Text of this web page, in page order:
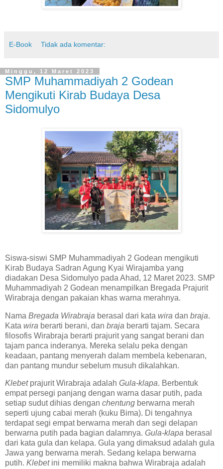
E-Book Tidak ada komentar:
Minggu, 12 Maret 2023
SMP Muhammadiyah 2 Godean
Mengikuti Kirab Budaya Desa
Sidomulyo
Siswa-siswi SMP Muhammadiyah 2 Godean mengikuti
Kirab Budaya Sadran Agung Kyai Wirajamba yang
diadakan Desa Sidomulyo pada Ahad, 12 Maret 2023. SMP
Muhammadiyah 2 Godean menampilkan Bregada Prajurit
Wirabraja dengan pakaian khas warna merahnya.
Nama Bregada Wirabraja berasal dari kata wira dan braja.
Kata wira berarti berani, dan braja berarti tajam. Secara
filosofis Wirabraja berarti prajurit yang sangat berani dan
tajam panca inderanya. Mereka selalu peka dengan
keadaan, pantang menyerah dalam membela kebenaran,
dan pantang mundur sebelum musuh dikalahkan.
Klebetprajurit Wirabraja adalah Gula-klapa. Berbentuk
empat persegi panjang dengan warna dasar putih, pada
setiap sudut dihias dengan chentung berwarna merah
seperti ujung cabai merah (kuku Bima). Di tengahnya
terdapat segi empat berwarna merah dan segi delapan
berwarna putih pada bagian dalamnya. Gula-klapa berasal
dari kata gula dan kelapa. Gula yang dimaksud adalah gula
Jawa yang berwarna merah. Sedang kelapa berwarna
putih. Klebetini memiliki makna bahwa Wirabraja adalah